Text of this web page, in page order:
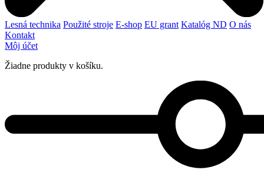
Lesná technika Použité stroje E-shop EU grant Katalóg ND O nás
Kontakt
Môj účet
Žiadne produkty v košíku.